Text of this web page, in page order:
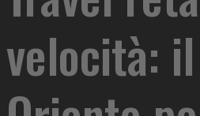
velocità: